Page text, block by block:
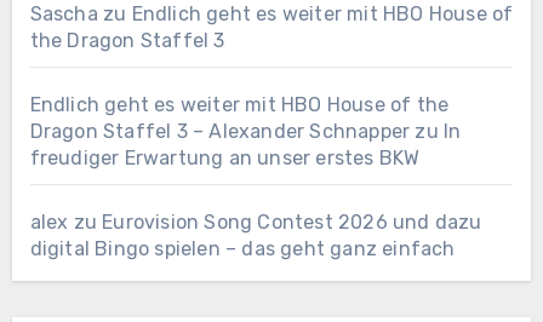
Sascha zu Endlich geht es weiter mit HBO House of
the Dragon Staffel 3
Endlich geht es weiter mit HBO House of the
Dragon Staffel 3 – Alexander Schnapper zu In
freudiger Erwartung an unser erstes BKW
alex zu Eurovision Song Contest 2026 und dazu
digital Bingo spielen – das geht ganz einfach